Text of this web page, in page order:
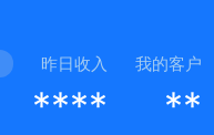
昨日收入 我的客户
**** **